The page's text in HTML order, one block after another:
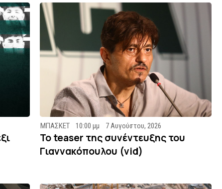
ΜΠΑΣΚΕΤ 10:00 μμ 7 Αυγούστου, 2026
To teaser της συνέντευξης του
Γιαννακόπουλου (vid)